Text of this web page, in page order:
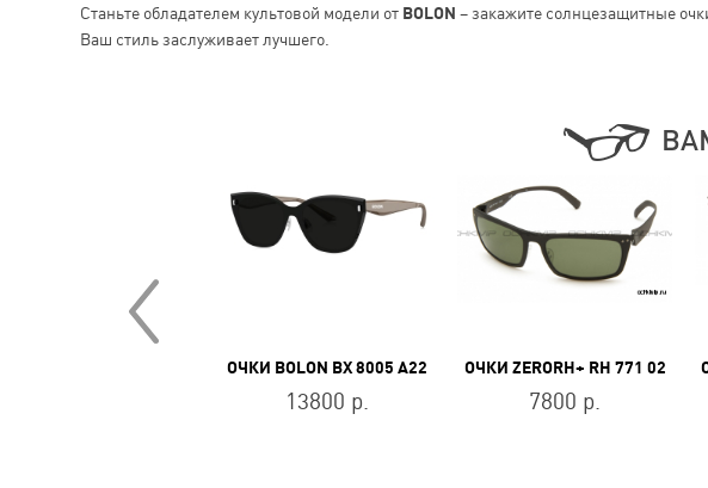
Станьте обладателем культовой модели от BOLON – закажите солнцезащитные
Ваш стиль заслуживает лучшего.
ОЧКИ BOLON BX 8005 A22
13800 р.
ОЧКИ ZERORH+ RH 771 02
7800 р.